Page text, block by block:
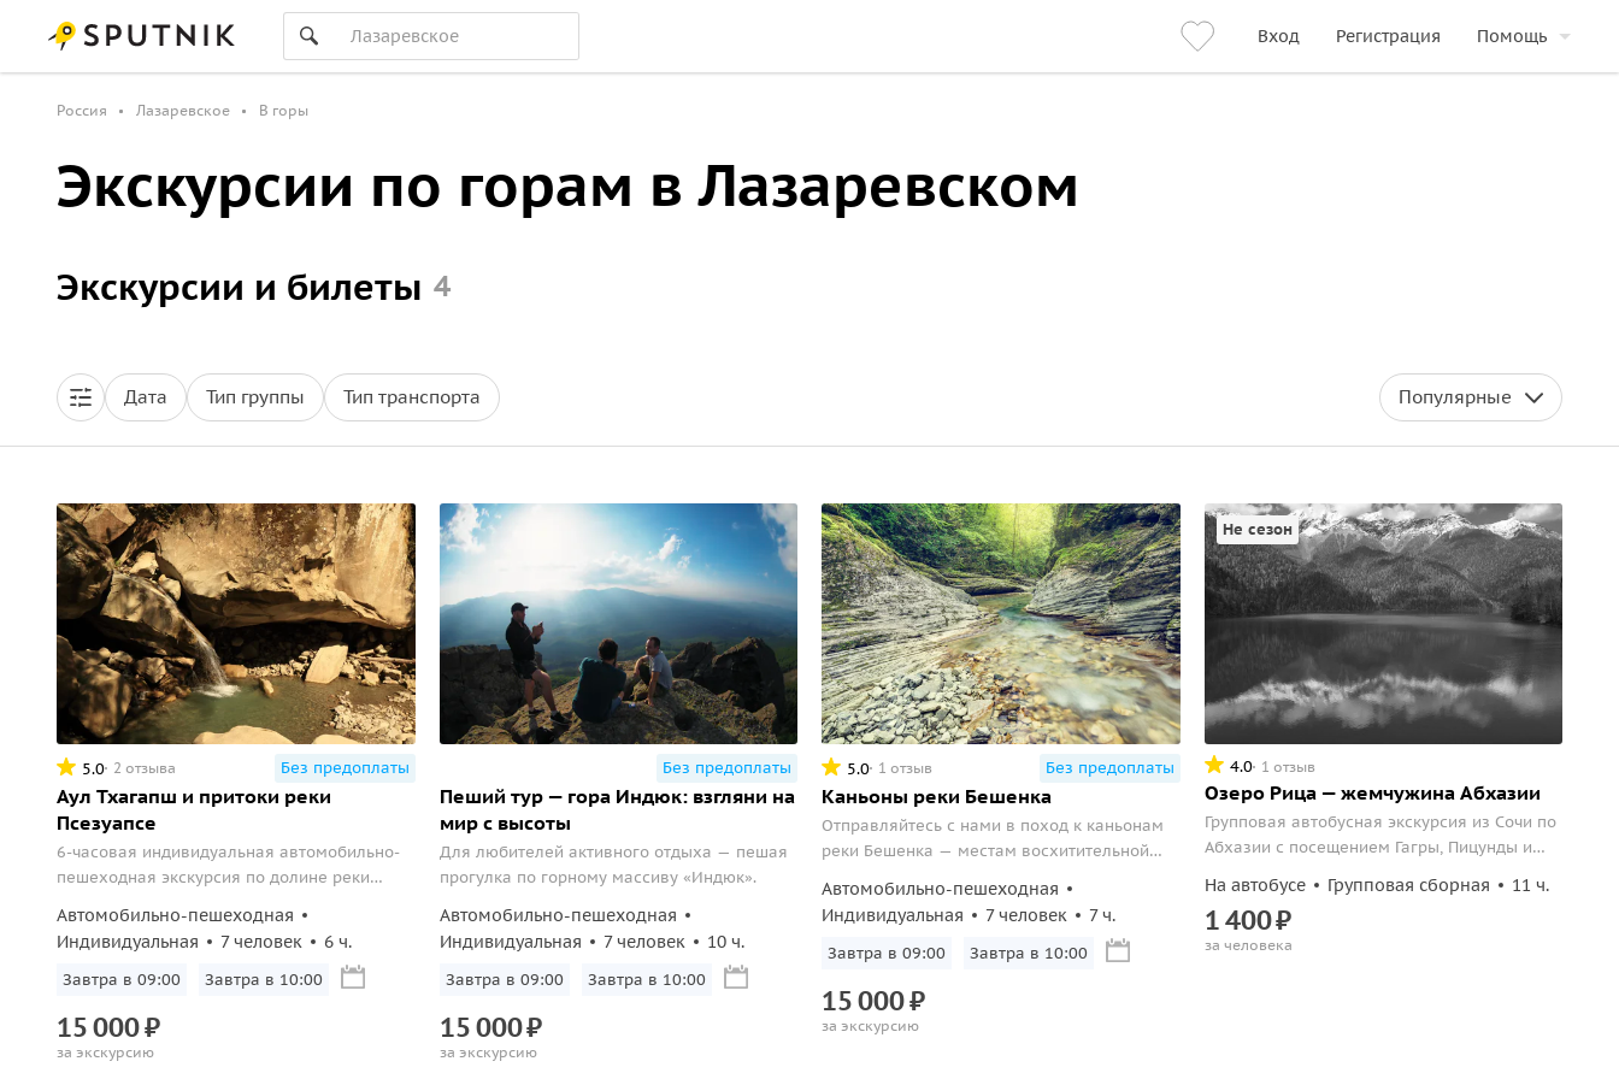
Вход Регистрация Помощь
Россия Лазаревское В горы
Экскурсии по горам в Лазаревском
Экскурсии и билеты 4
Дата Тип группы Тип транспорта Популярные
5.0 2 отзыва Без предоплаты
Аул Тхагапш и притоки реки
Псезуапсе
6-часовая индивидуальная автомобильно-
пешеходная экскурсия по долине реки
и водопадов.
Автомобильно-пешеходная
Индивидуальная
7 человек 6 ч.
Вс, 9 авг, 09:00 Вс, 9 авг, 10:00
15000₽
за экскурсию
Без предоплаты
Пеший тур — гора Индюк: взгляни на
мир с высоты
Для любителей активного отдыха — пешая
прогулка по горному массиву «Индюк».
Автомобильно-пешеходная
Индивидуальная
7 человек 10 ч.
Вс, 9 авг, 09:00 Вс, 9 авг, 10:00
15000₽
за экскурсию
5.0 1 отзыв Без предоплаты
Каньоны реки Бешенка
Отправляйтесь с нами в поход к каньонам
реки Бешенка — местам восхитительной
взгляда!
Автомобильно-пешеходная
Индивидуальная
7 человек 7 ч.
Вс, 9 авг, 09:00 Вс, 9 авг, 10:00
15000₽
за экскурсию
Не сезон
4.0 1 отзыв
Озеро Рица — жемчужина Абхазии
Групповая автобусная экскурсия из Сочи по
Абхазии с посещением Гагры, Пицунды и
На автобусе Групповая сборная 11 ч.
1400₽
за человека